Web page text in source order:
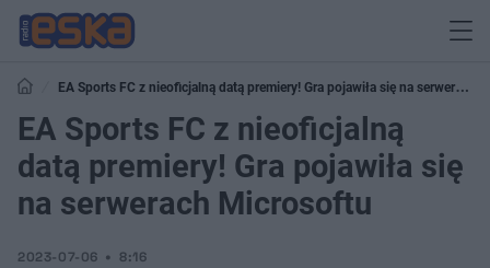
EA Sports FC z nieoficjalną datą premiery! Gra pojawiła się na serwerach
Microsoftu
EA Sports FC z nieoficjalną
datą premiery! Gra pojawiła się
na serwerach Microsoftu
2023-07-06 8:16